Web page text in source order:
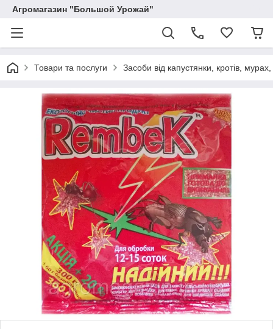
Агромагазин "Большой Урожай"
Товари та послуги Засоби від капустянки, кротів,